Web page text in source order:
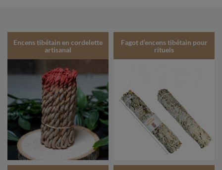
Encens tibétain en cordelette
artisanal
Fagot d’encens tibétain pour
rituels